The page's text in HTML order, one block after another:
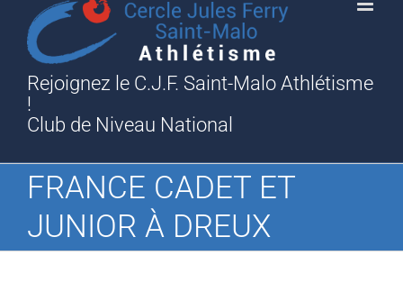
Rejoignez le C.J.F. Saint-Malo Athlétisme
!
Club de Niveau National
FRANCE CADET ET
JUNIOR À DREUX